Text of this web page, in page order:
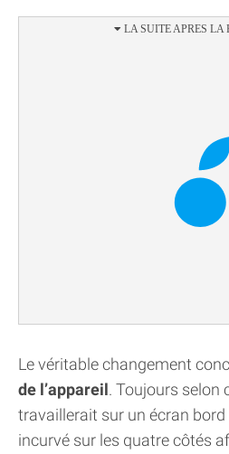
Le véritable changement
de l’appareil. Toujours selon
travaillerait sur un écran bord
incurvé sur les quatre côtés